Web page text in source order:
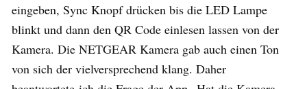
eingeben, Sync Knopf drücken bis die LED Lampe
blinkt und dann den QR Code einlesen lassen von der
Kamera. Die NETGEAR Kamera gab auch einen Ton
von sich der vielversprechend klang. Daher